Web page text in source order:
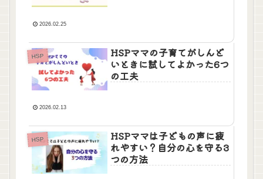
2026.02.25
HSP
HSPママの子育てがしんど
いときに試してよかった6つ
の工夫
2026.02.13
HSP
HSPママは子どもの声に疲
れやすい？自分の心を守る3
つの方法